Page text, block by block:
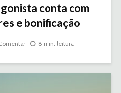
conta com
e bonificação
8 min. leitura